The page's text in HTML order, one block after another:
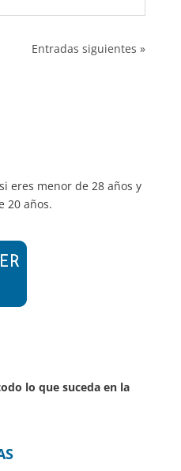
Entradas siguientes »
eres menor de 28 años y
20 años.
lo que suceda en la